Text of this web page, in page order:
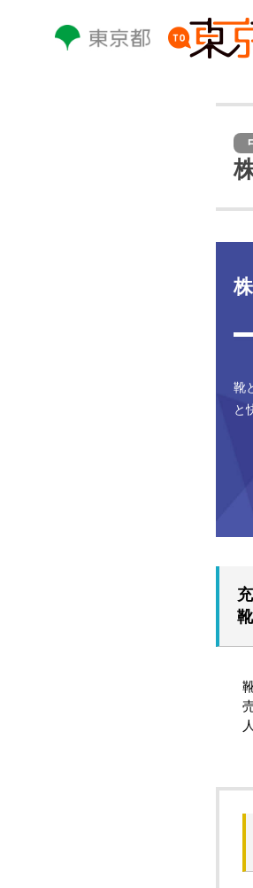
靴
と